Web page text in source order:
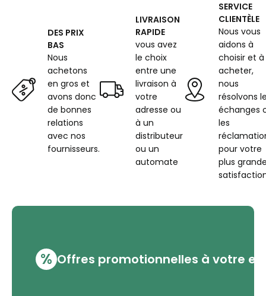
DES PRIX
BAS
Nous
achetons
en gros et
avons donc
de bonnes
relations
avec nos
fournisseurs.
LIVRAISON
RAPIDE
vous avez
le choix
entre une
livraison à
votre
adresse ou
à un
distributeur
ou un
automate
SERVICE
CLIENTÈLE
Nous vous
aidons à
choisir et à
acheter,
nous
résolvons
échanges
les
pour votre
plus
% Offres promotionnelles à votre